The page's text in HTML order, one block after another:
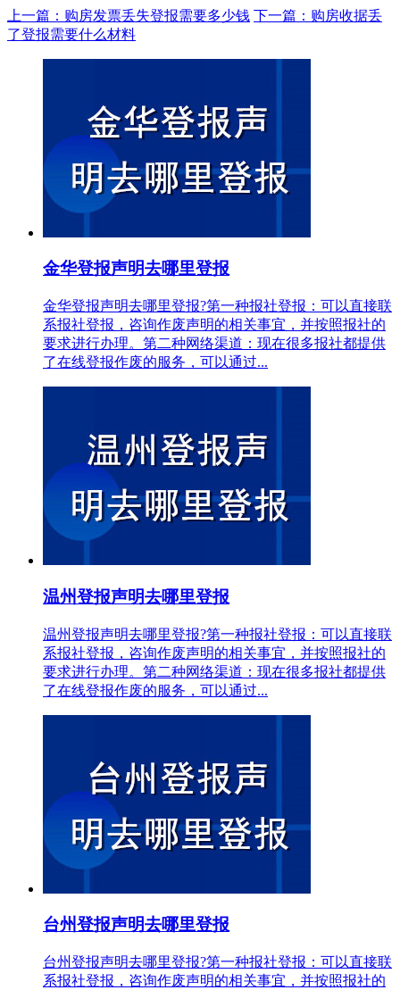
上一篇：购房发票丢失登报需要多少钱 下一篇：购房收据丢
了登报需要什么材料
金华登报声明去哪里登报
金华登报声明去哪里登报?第一种报社登报：可以直接联
系报社登报，咨询作废声明的相关事宜，并按照报社的
要求进行办理。第二种网络渠道：现在很多报社都提供
了在线登报作废的服务，可以通过...
温州登报声明去哪里登报
温州登报声明去哪里登报?第一种报社登报：可以直接联
系报社登报，咨询作废声明的相关事宜，并按照报社的
要求进行办理。第二种网络渠道：现在很多报社都提供
了在线登报作废的服务，可以通过...
台州登报声明去哪里登报
台州登报声明去哪里登报?第一种报社登报：可以直接联
系报社登报，咨询作废声明的相关事宜，并按照报社的